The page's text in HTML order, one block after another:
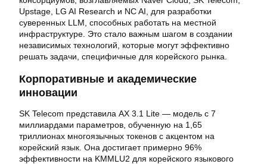
Upstage, LG AI Research и NC AI, для разработки
суверенных LLM, способных работать на местной
инфраструктуре. Это стало важным шагом в создании
независимых технологий, которые могут эффективно
решать задачи, специфичные для корейского рынка.
Корпоративные и академические
инновации
SK Telecom представила AX 3.1 Lite — модель с 7
миллиардами параметров, обученную на 1,65
триллионах многоязычных токенов с акцентом на
корейский язык. Она достигает примерно 96%
эффективности на KMMLU2 для корейского языкового